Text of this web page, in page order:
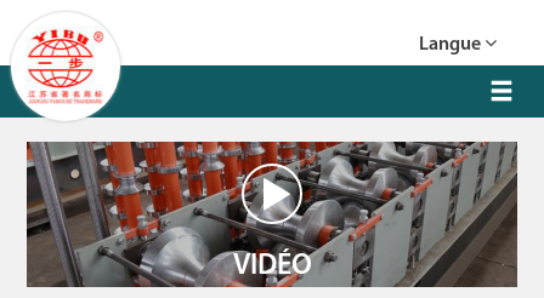
Langue
VIDÉO